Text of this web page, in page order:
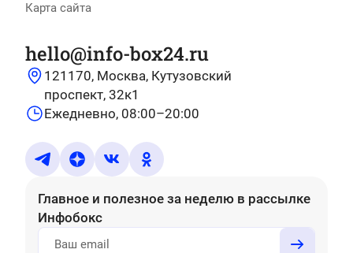
Карта сайта
hello@info-box24.ru
121170, Москва, Кутузовский
проспект, 32к1
Ежедневно, 08:00–20:00
Главное и полезное за неделю в рассылке
Инфобокс